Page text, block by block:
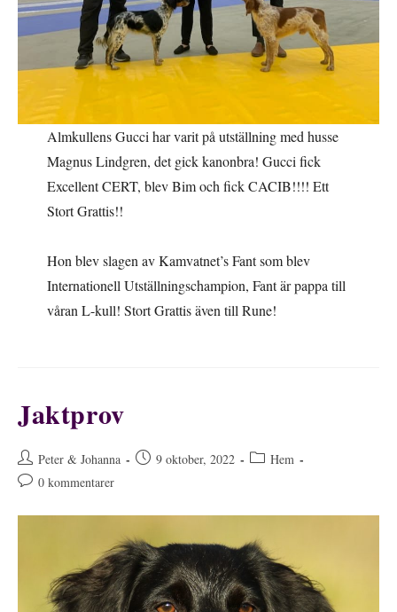
Almkullens Gucci har varit på utställning med husse
Magnus Lindgren, det gick kanonbra! Gucci fick
Excellent CERT, blev Bim och fick CACIB!!!! Ett
Stort Grattis!!
Hon blev slagen av Kamvatnet’s Fant som blev
Internationell Utställningschampion, Fant är pappa till
våran L-kull! Stort Grattis även till Rune!
Jaktprov
Inläggsförfattare:
Peter & Johanna
Inlägget9 oktober, 2022 Inläggskategori:
Hem
Kommentarer
inlägget:
0 kommentarer